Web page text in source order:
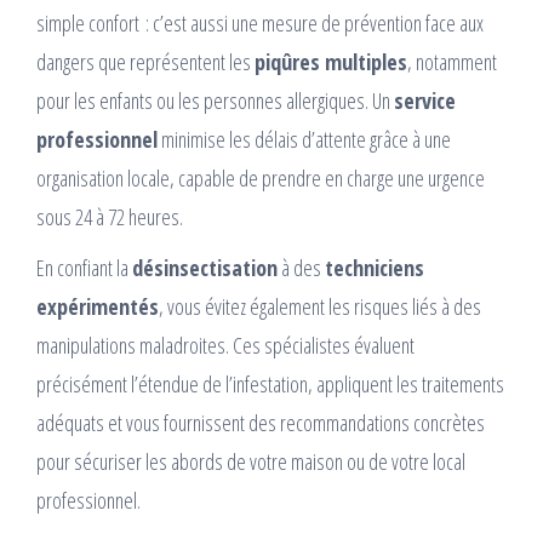
simple confort : c’est aussi une mesure de prévention face aux
dangers que représentent les piqûres multiples, notamment
pour les enfants ou les personnes allergiques. Un service
professionnelminimise les délais d’attente grâce à une
organisation locale, capable de prendre en charge une urgence
sous 24 à 72 heures.
En confiant la désinsectisationà des techniciens
expérimentés, vous évitez également les risques liés à des
manipulations maladroites. Ces spécialistes évaluent
précisément l’étendue de l’infestation, appliquent les traitements
adéquats et vous fournissent des recommandations concrètes
pour sécuriser les abords de votre maison ou de votre local
professionnel.